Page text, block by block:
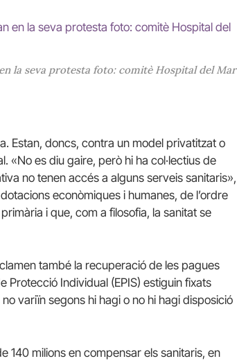
la seva protesta foto: comitè Hospital del Mar
Estan, doncs, contra un model privatitzat o
«No es diu gaire, però hi ha col·lectius de
no tenen accés a alguns serveis sanitaris»,
econòmiques i humanes, de l’ordre
i que, com a filosofia, la sanitat se
també la recuperació de les pagues
Protecció Individual (EPIS) estiguin fixats
variïn segons hi hagi o no hi hagi disposició
140 milions en compensar els sanitaris, en